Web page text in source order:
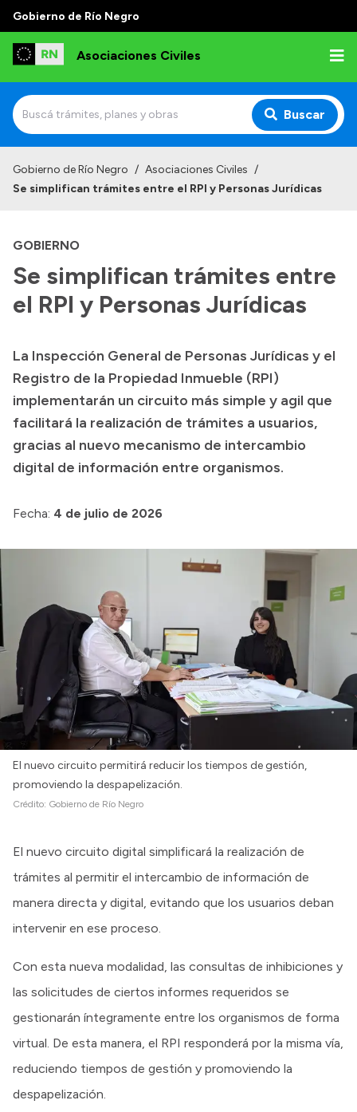
Gobierno de Río Negro
Asociaciones Civiles
Buscar
Delegaciones
Normativa
Gobierno de Río Negro / Asociaciones Civiles /
Se simplifican trámites entre el RPI y Personas Jurídicas
GOBIERNO
Se simplifican trámites entre
el RPI y Personas Jurídicas
La Inspección General de Personas Jurídicas y el
Registro de la Propiedad Inmueble (RPI)
implementarán un circuito más simple y agil que
facilitará la realización de trámites a usuarios,
gracias al nuevo mecanismo de intercambio
digital de información entre organismos.
Fecha: 4 de julio de 2026
El nuevo circuito permitirá reducir los tiempos de gestión,
promoviendo la despapelización.
Crédito: Gobierno de Río Negro
El nuevo circuito digital simplificará la realización de
trámites al permitir el intercambio de información de
manera directa y digital, evitando que los usuarios deban
intervenir en ese proceso.
Con esta nueva modalidad, las consultas de inhibiciones y
las solicitudes de ciertos informes requeridos se
gestionarán íntegramente entre los organismos de forma
virtual. De esta manera, el RPI responderá por la misma vía,
reduciendo tiempos de gestión y promoviendo la
despapelización.